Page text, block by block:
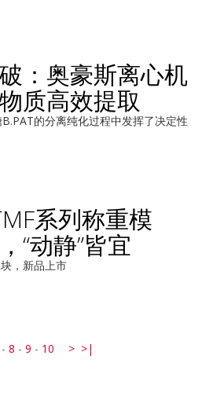
：奥豪斯离心机
质高效提取
的分离纯化过程中发挥了决定性
系列称重模
“动静”皆宜
，新品上市
- 8 - 9 - 10 > >|